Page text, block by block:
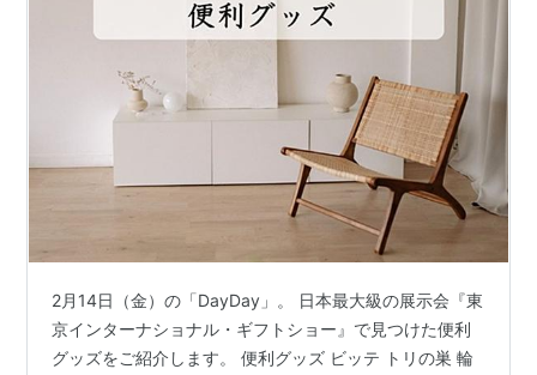
2月14日（金）の「DayDay」。 日本最大級の展示会『東
京インターナショナル・ギフトショー』で見つけた便利
グッズをご紹介します。 便利グッズ ビッテ トリの巣 輪